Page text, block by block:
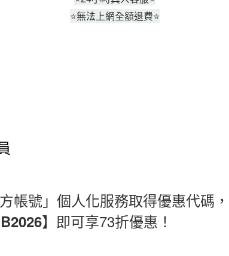
⭐無法上網全額退費⭐
帳號」個人化服務取得優惠代碼
】即可享73折優惠！